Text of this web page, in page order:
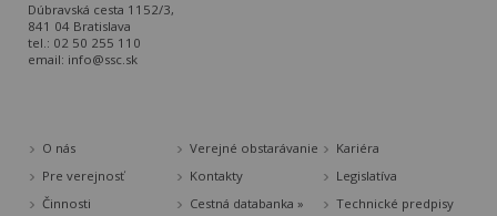
Dúbravská cesta 1152/3,
841 04 Bratislava
tel.: 02 50 255 110
email: info@ssc.sk
O nás Verejné obstarávanie
Kariéra
Pre verejnosť
Kontakty
Legislatíva
Činnosti
Cestná databanka »
Technické predpisy